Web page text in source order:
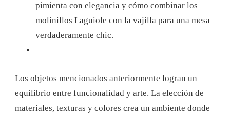
pimienta con elegancia y cómo combinar los
molinillos Laguiole con la vajilla para una mesa
verdaderamente chic.
Los objetos mencionados anteriormente logran un
equilibrio entre funcionalidad y arte. La elección de
materiales, texturas y colores crea un ambiente donde